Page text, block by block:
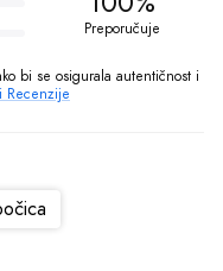
Preporučuje
bi se osigurala autentičnost i
Recenzije